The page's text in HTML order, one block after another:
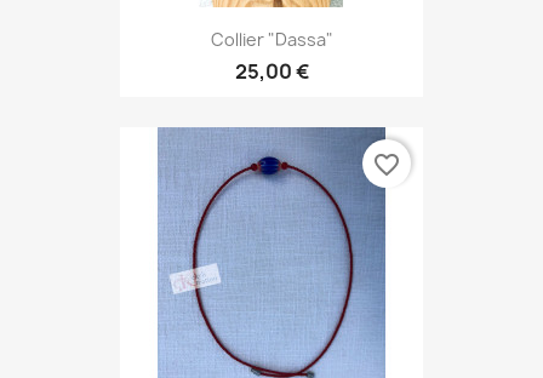
Collier "Dassa"
25,00 €
favorite_border